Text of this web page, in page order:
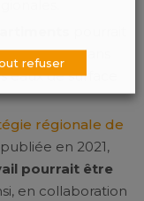
mesures dans
eaux de surface
régionale de
publiée en 2021,
pourrait être
en collaboration
refuser